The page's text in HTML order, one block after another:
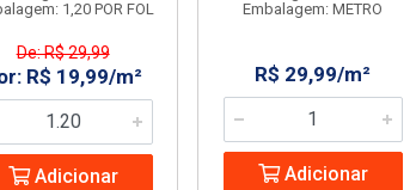
1,20 POR FOL
De: R$ 29,99
R$ 19,99/m²
Adicionar
Embalagem: METRO
R$ 29,99/m²
Adicionar